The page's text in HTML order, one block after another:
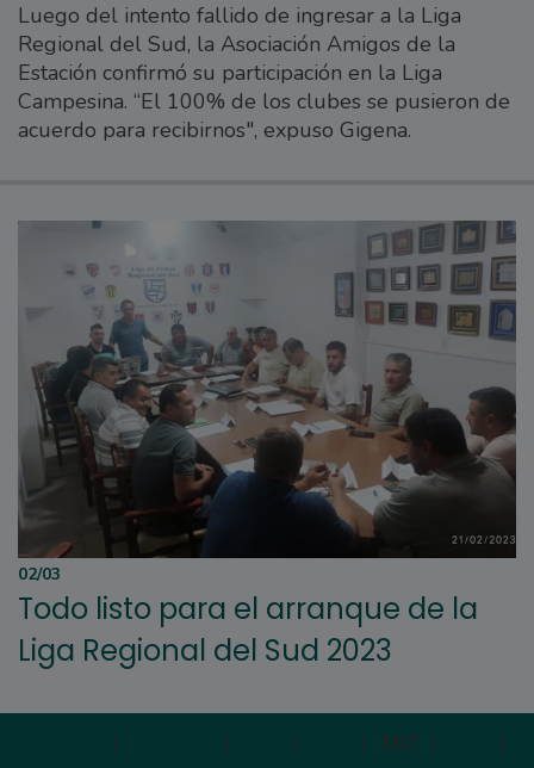
Luego del intento fallido de ingresar a la Liga
Regional del Sud, la Asociación Amigos de la
Estación confirmó su participación en la Liga
Campesina. “El 100% de los clubes se pusieron de
acuerdo para recibirnos", expuso Gigena.
02/03
Todo listo para el arranque de la
Liga Regional del Sud 2023
| | | | 167 | |